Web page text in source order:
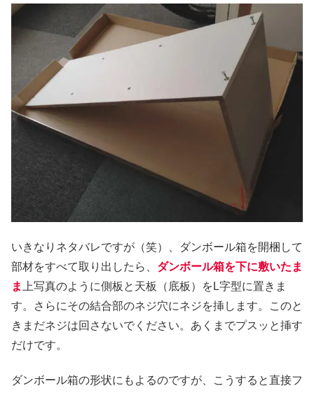
いきなりネタバレですが（笑）、ダンボール箱を開梱して
部材をすべて取り出したら、 ダンボール箱を下に敷いたま
ま
上写真のように側板と天板（底板）をL字型に置きま
す。さらにその結合部のネジ穴にネジを挿します。このと
きまだネジは回さないでください。あくまでプスッと挿す
だけです。
ダンボール箱の形状にもよるのですが、こうすると直接フ